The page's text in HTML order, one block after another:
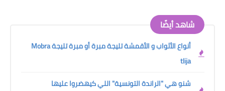
شاهد أيضًا
أنواع الأثواب و الأقمشة تليجة مبرة أو مبرة تليجة Mobra
tlija
شنو هي "الراندة التونسية" اللي كيهضروا عليها